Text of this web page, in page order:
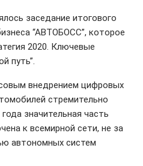
заседание итогового
“АВТОБОСС”, которое
2020. Ключевые
путь”.
внедрением цифровых
стремительно
значительная часть
к всемирной сети, не за
автономных систем